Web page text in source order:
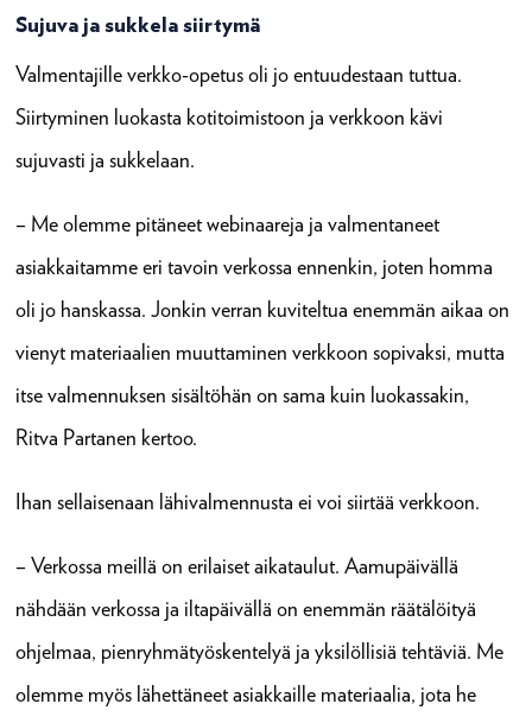
Sujuva ja sukkela siirtymä
Valmentajille verkko-opetus oli jo entuudestaan tuttua.
Siirtyminen luokasta kotitoimistoon ja verkkoon kävi
sujuvasti ja sukkelaan.
– Me olemme pitäneet webinaareja ja valmentaneet
asiakkaitamme eri tavoin verkossa ennenkin, joten homma
oli jo hanskassa. Jonkin verran kuviteltua enemmän aikaa on
vienyt materiaalien muuttaminen verkkoon sopivaksi, mutta
itse valmennuksen sisältöhän on sama kuin luokassakin,
Ritva Partanen kertoo.
Ihan sellaisenaan lähivalmennusta ei voi siirtää verkkoon.
– Verkossa meillä on erilaiset aikataulut. Aamupäivällä
nähdään verkossa ja iltapäivällä on enemmän räätälöityä
ohjelmaa, pienryhmätyöskentelyä ja yksilöllisiä tehtäviä. Me
olemme myös lähettäneet asiakkaille materiaalia, jota he